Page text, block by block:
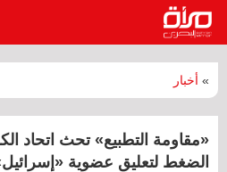
» أخبار
«مقاومة التطبيع» تحث اتحاد
الضغط لتعليق عضوية